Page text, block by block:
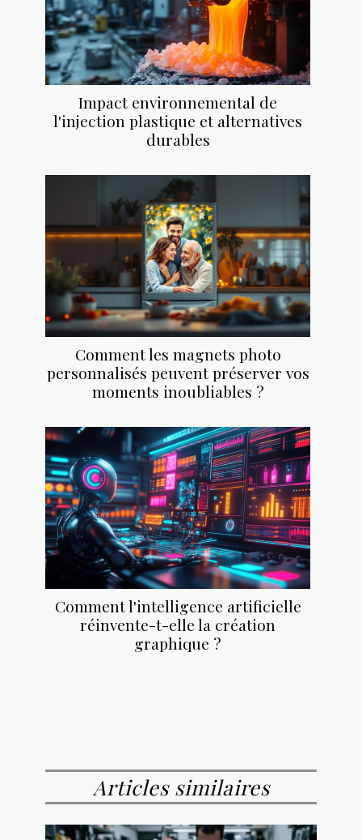
Impact environnemental de
l'injection plastique et alternatives
durables
Comment les magnets photo
personnalisés peuvent préserver vos
moments inoubliables ?
Comment l'intelligence artificielle
réinvente-t-elle la création
graphique ?
Articles similaires